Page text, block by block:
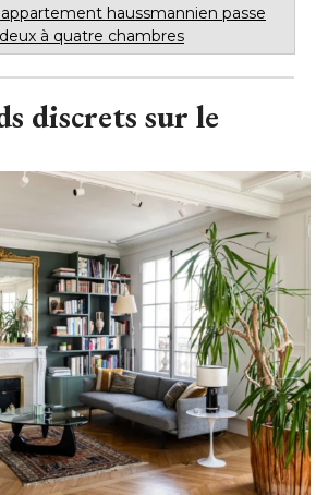
appartement haussmannien passe
à quatre chambres
discrets sur le